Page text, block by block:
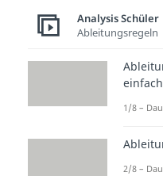
Analysis Schüler
Ableitungsregeln
1/8 –
2/8 –